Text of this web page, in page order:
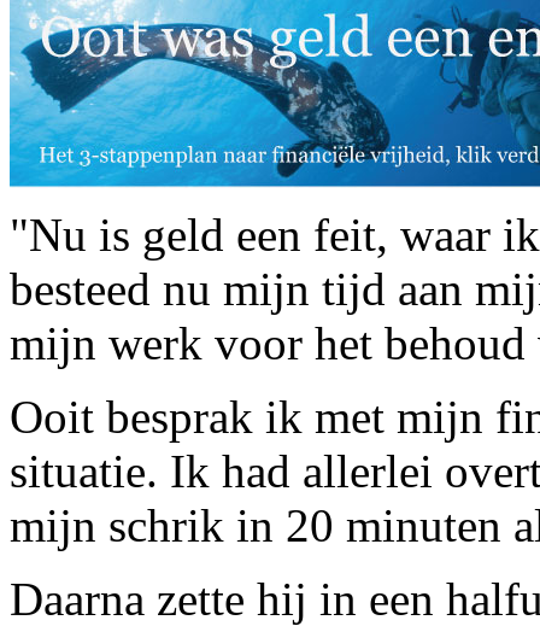
"Nu is geld een feit, waar
besteed nu mijn tijd aan
mijn werk voor het
Ooit besprak ik met mijn
situatie. Ik had allerlei
mijn schrik in 20 minuten
Daarna zette hij in een